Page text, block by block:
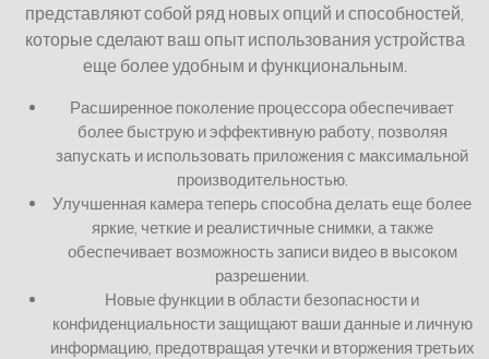
представляют собой ряд новых опций и способностей,
которые сделают ваш опыт использования устройства
еще более удобным и функциональным.
Расширенное поколение процессора обеспечивает
более быструю и эффективную работу, позволяя
запускать и использовать приложения с максимальной
производительностью.
Улучшенная камера теперь способна делать еще более
яркие, четкие и реалистичные снимки, а также
обеспечивает возможность записи видео в высоком
разрешении.
Новые функции в области безопасности и
конфиденциальности защищают ваши данные и личную
информацию, предотвращая утечки и вторжения третьих